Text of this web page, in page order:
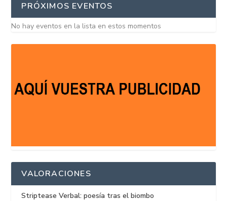
PRÓXIMOS EVENTOS
No hay eventos en la lista en estos momentos
VALORACIONES
Striptease Verbal: poesía tras el biombo